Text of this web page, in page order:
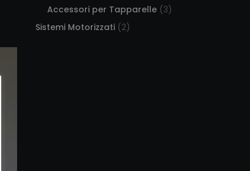
Accessori per Tapparelle (3)
Sistemi Motorizzati (2)